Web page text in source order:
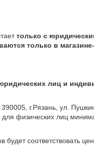
только с
только в
лиц и
г.Рязань, ул.
физических лиц
соответствовать